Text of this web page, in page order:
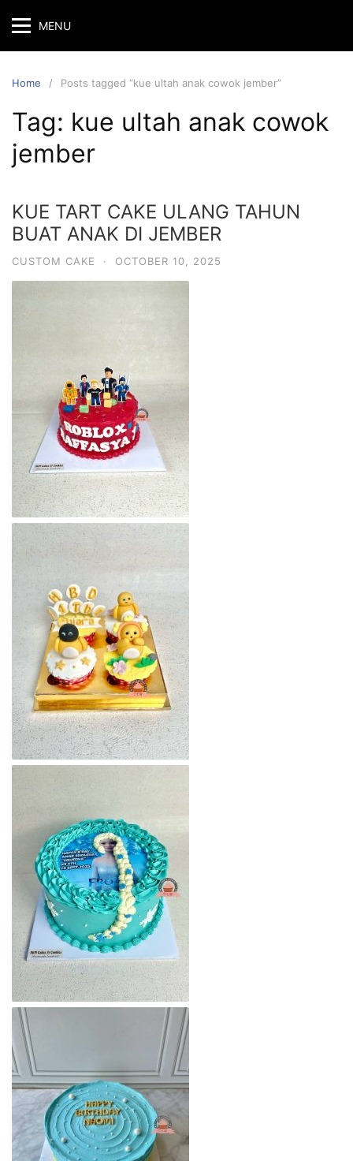
content
MENU
Home Posts tagged “kue ultah anak cowok jember”
Tag: kue ultah anak cowok
jember
KUE TART CAKE ULANG TAHUN
BUAT ANAK DI JEMBER
CUSTOM CAKE · OCTOBER 10, 2025